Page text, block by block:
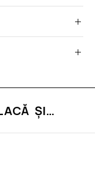
ȘI…